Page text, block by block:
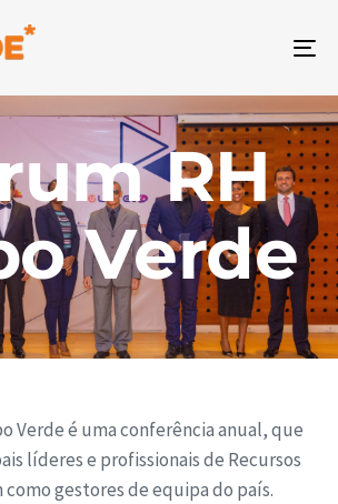
RH
Verde
Verde é uma conferência anual, que
líderes e profissionais de Recursos
como gestores de equipa do país.